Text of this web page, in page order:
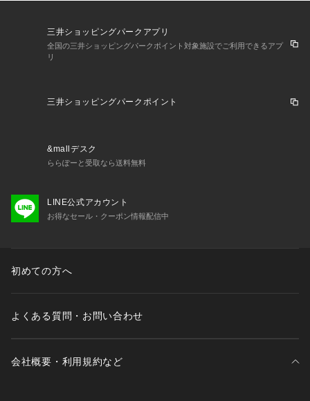
三井ショッピングパークアプリ
全国の三井ショッピングパークポイント対象施設でご利用できるアプ
リ
三井ショッピングパークポイント
&mallデスク
ららぽーと受取なら送料無料
LINE公式アカウント
お得なセール・クーポン情報配信中
初めての方へ
よくある質問・お問い合わせ
会社概要・利用規約など